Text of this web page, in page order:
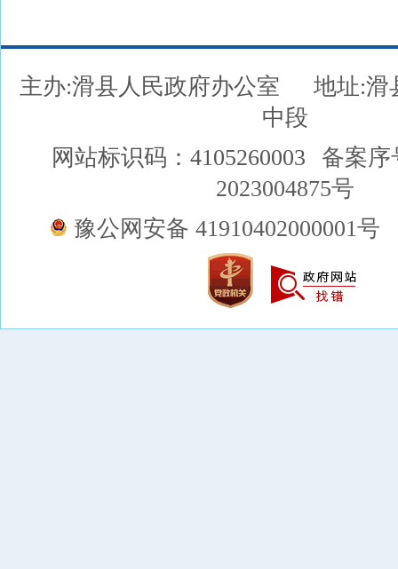
主办:滑县人民政府办公室
地址:滑
中段
网站标识码：4105260003
备案序
2023004875号
豫公网安备 41910402000001号